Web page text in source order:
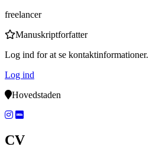
freelancer
Manuskriptforfatter
Log ind for at se kontaktinformationer.
Log ind
Hovedstaden
CV